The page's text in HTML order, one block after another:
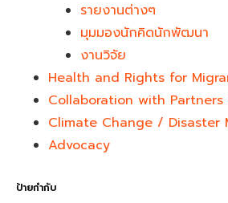
รายงานต่างๆ
มุมมองนักคิดนักพัฒนา
งานวิจัย
Health and Rights for
Collaboration with
Climate Change / Disaster
Advocacy
ป้ายกำกับ